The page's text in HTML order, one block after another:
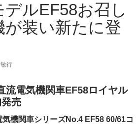
ルEF58お召し
が装い新たに登
行
流電気機関車EF58ロイヤル
売
機関車シリーズNo.4 EF58 60/61コ